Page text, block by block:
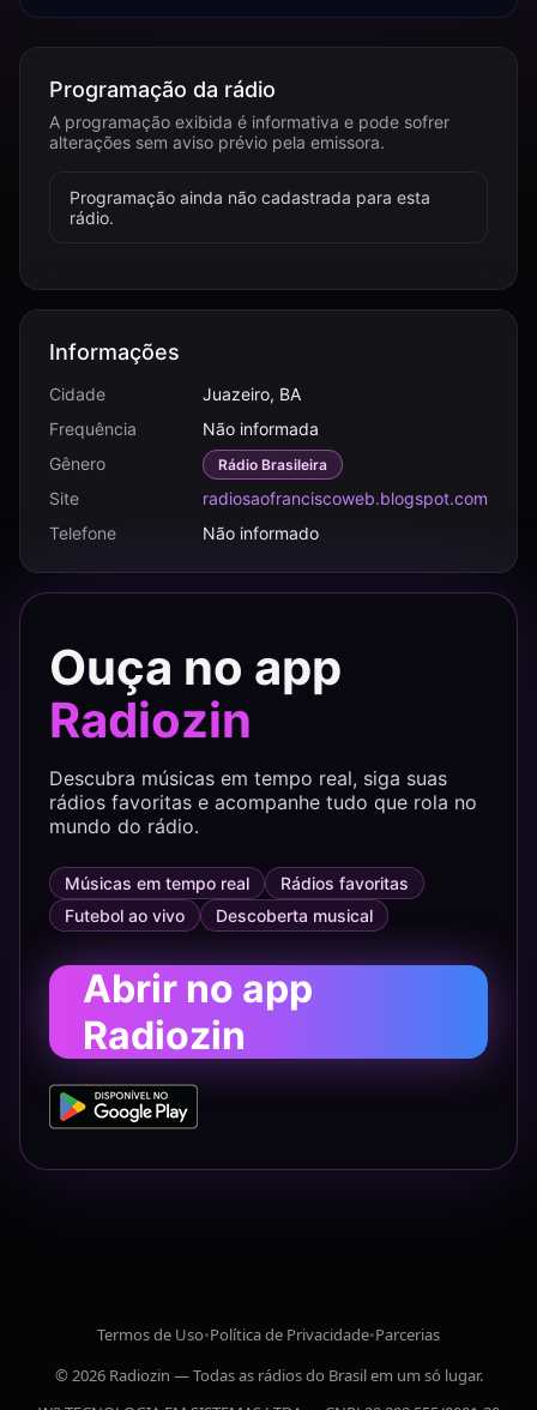
Programação da rádio
A programação exibida é informativa e pode sofrer
alterações sem aviso prévio pela emissora.
Programação ainda não cadastrada para esta
rádio.
Informações
Cidade
Juazeiro, BA
Frequência
Não informada
Gênero
Rádio Brasileira
Site
radiosaofranciscoweb.blogspot.com
Telefone
Não informado
Ouça no app
Radiozin
Descubra músicas em tempo real, siga suas
rádios favoritas e acompanhe tudo que rola no
mundo do rádio.
Músicas em tempo real
Rádios favoritas
Futebol ao vivo
Descoberta musical
Abrir no app
Radiozin
Termos de Uso•Política de Privacidade•Parcerias
© 2026 Radiozin — Todas as rádios do Brasil em um só lugar.